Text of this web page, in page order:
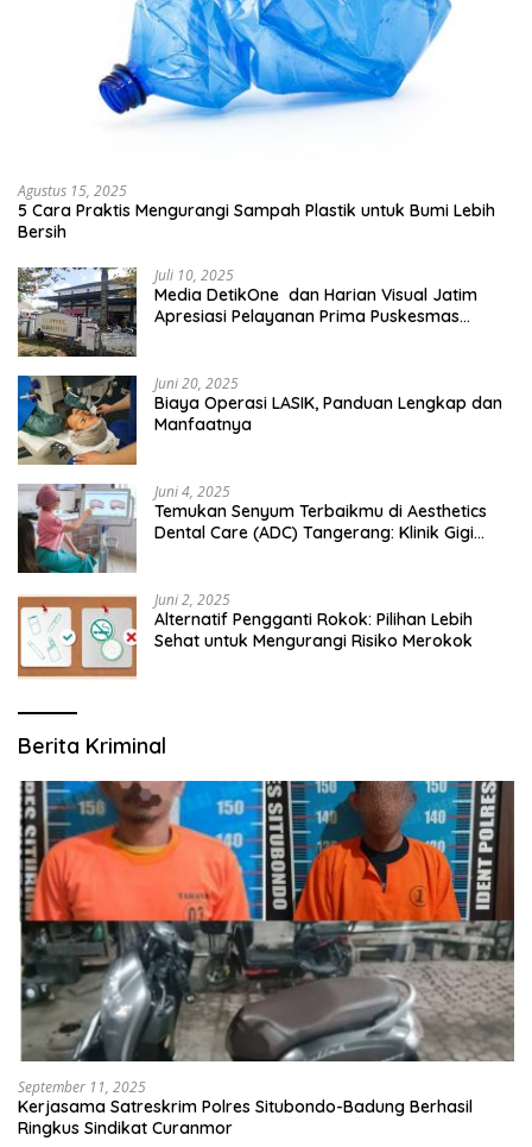
Agustus 15, 2025
5 Cara Praktis Mengurangi Sampah Plastik untuk Bumi Lebih
Bersih
Juli 10, 2025
Media DetikOne dan Harian Visual Jatim
Apresiasi Pelayanan Prima Puskesmas
Juni 20, 2025
Biaya Operasi LASIK, Panduan Lengkap dan
Manfaatnya
Juni 4, 2025
Temukan Senyum Terbaikmu di Aesthetics
Dental Care (ADC) Tangerang: Klinik Gigi
Juni 2, 2025
Alternatif Pengganti Rokok: Pilihan Lebih
Sehat untuk Mengurangi Risiko Merokok
Berita Kriminal
September 11, 2025
Kerjasama Satreskrim Polres Situbondo-Badung Berhasil
Ringkus Sindikat Curanmor